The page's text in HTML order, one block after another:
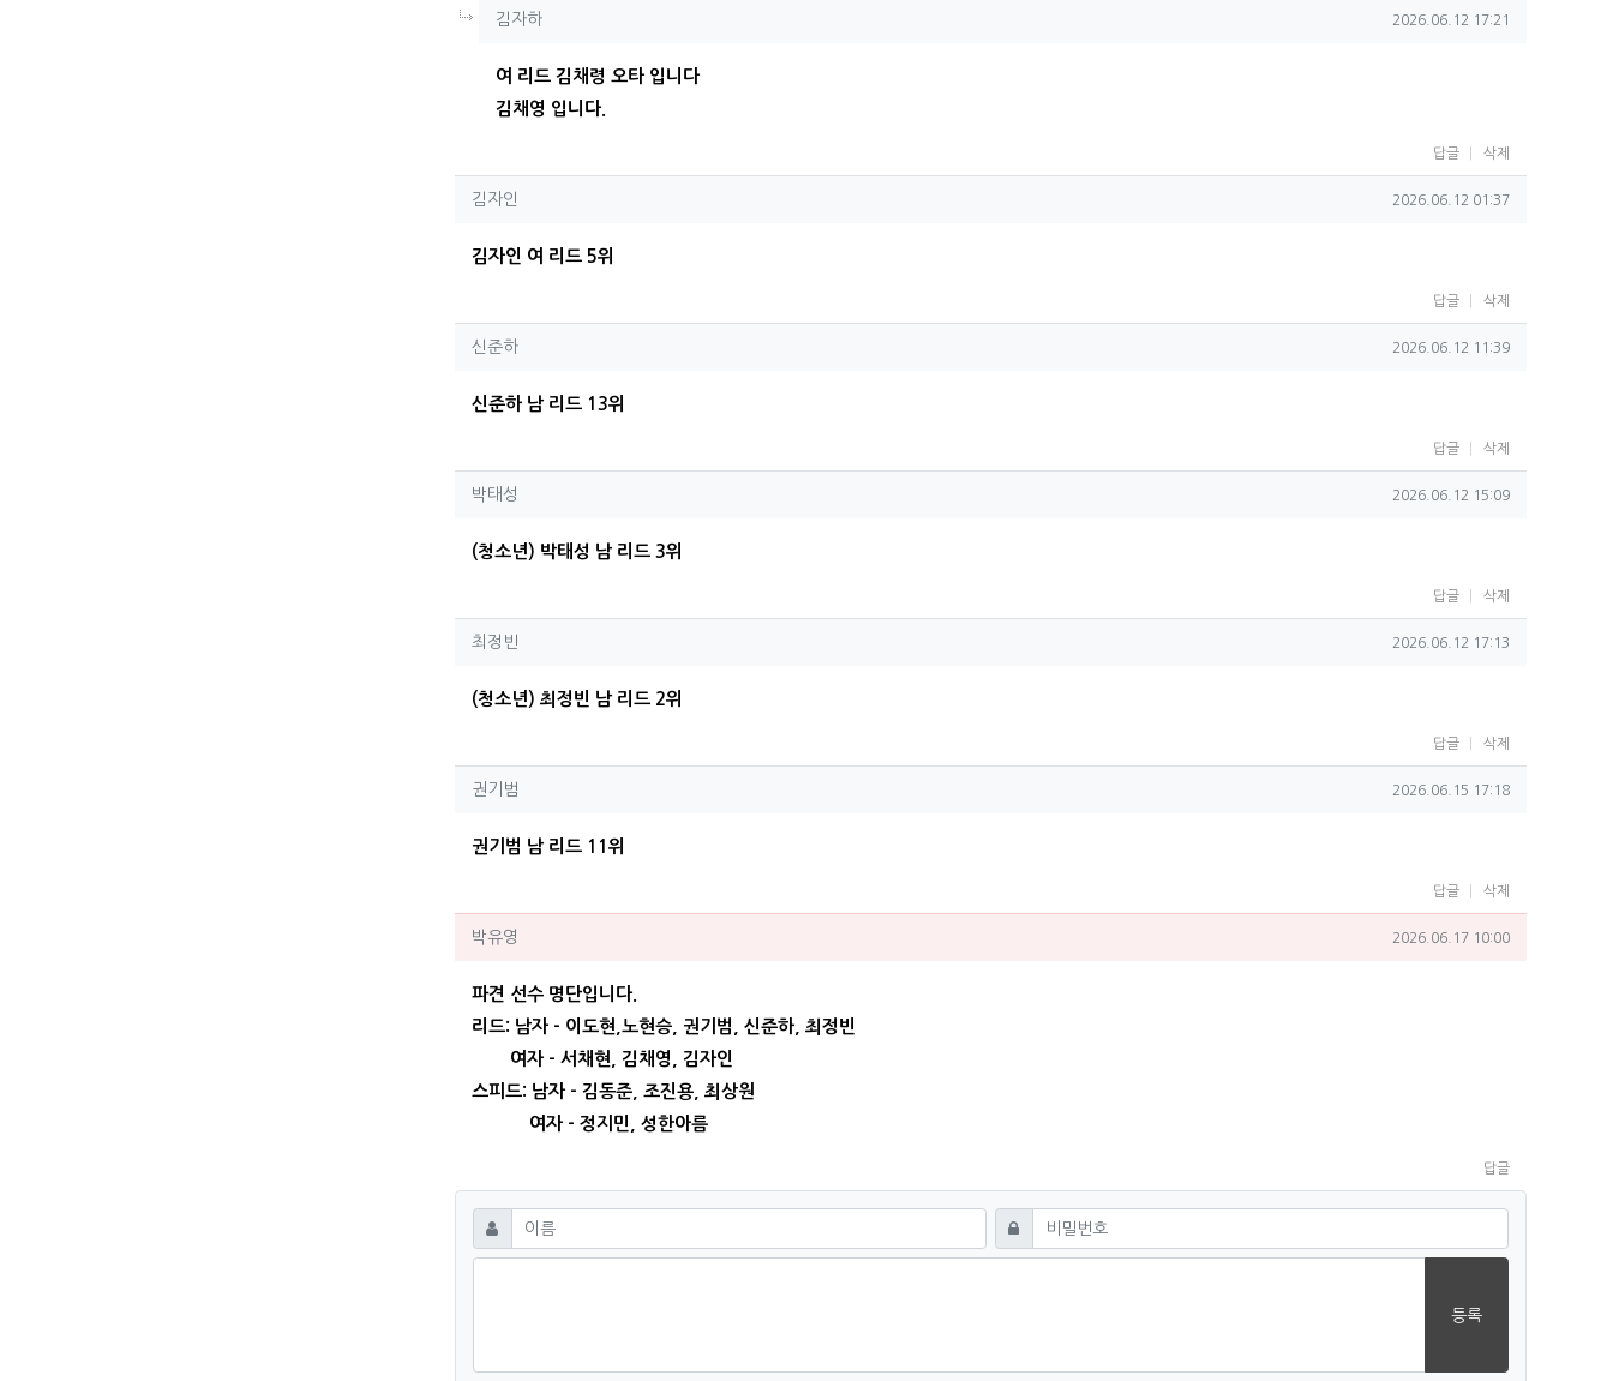
김자하님의
김자하 작성일
2026.06.12 17:21
여 리드 김채령 오타 입니다
김채영 입니다.
답글 삭제
김자인님의 댓글
김자인 작성일
2026.06.12 01:37
김자인 여 리드 5위
답글 삭제
신준하님의 댓글
신준하 작성일
2026.06.12 11:39
신준하 남 리드 13위
답글 삭제
박태성님의 댓글
박태성 작성일
2026.06.12 15:09
(청소년) 박태성 남 리드 3위
답글 삭제
최정빈님의 댓글
최정빈 작성일
2026.06.12 17:13
(청소년) 최정빈 남 리드 2위
답글 삭제
권기범님의 댓글
권기범 작성일
2026.06.15 17:18
권기범 남 리드 11위
답글 삭제
박유영님의 댓글
박유영 작성일
2026.06.17 10:00
파견 선수 명단입니다.
리드: 남자 - 이도현,노현승, 권기범, 신준하, 최정빈
여자 - 서채현, 김채영, 김자인
스피드: 남자 - 김동준, 조진용, 최상원
여자 - 정지민, 성한아름
답글
댓글쓰기
이름 필수 비밀번호필수
등록